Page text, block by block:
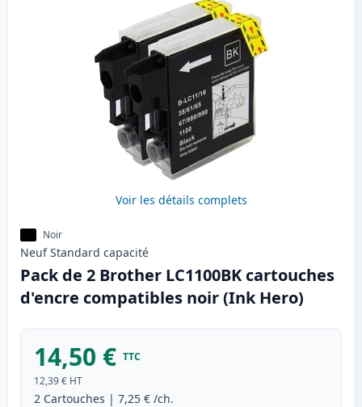
Voir les détails complets
Noir
Neuf Standard capacité
Pack de 2 Brother LC1100BK cartouches
d'encre compatibles noir (Ink Hero)
14,50 € TTC
12,39 € HT
2 Cartouches | 7,25 € /ch.